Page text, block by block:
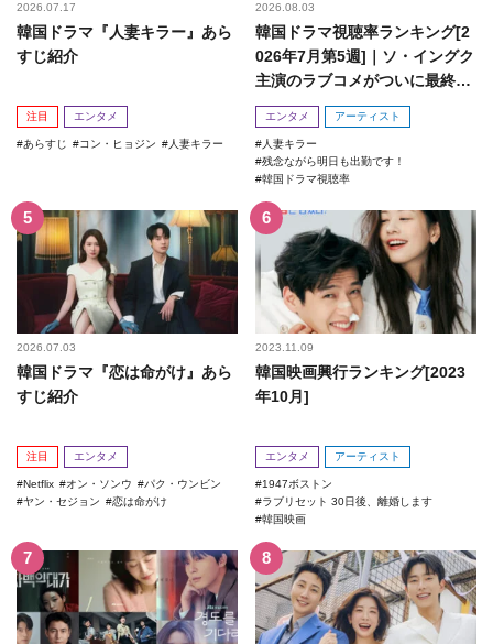
2026.07.17
韓国ドラマ『人妻キラー』あら
すじ紹介
注目 エンタメ
あらすじ コン・ヒョジン 人妻キラー
2026.08.03
韓国ドラマ視聴率ランキング[2
026年7月第5週]｜ソ・イングク
主演のラブコメがついに最終
回！
エンタメ アーティスト
人妻キラー
残念ながら明日も出勤です！
韓国ドラマ視聴率
2026.07.03
韓国ドラマ『恋は命がけ』あら
すじ紹介
注目 エンタメ
Netflix オン・ソンウ
パク・ウンビン
ヤン・セジョン
恋は命がけ
2023.11.09
韓国映画興行ランキング[2023
年10月]
エンタメ アーティスト
1947ボストン
ラブリセット 30日後、離婚します
韓国映画